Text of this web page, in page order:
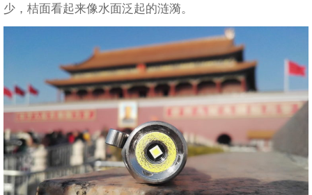
少，桔面看起来像水面泛起的涟漪。